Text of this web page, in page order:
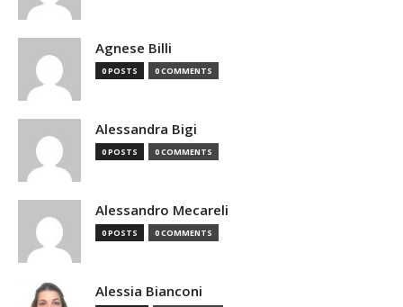
Agnese Billi
0 POSTS 0 COMMENTS
Alessandra Bigi
0 POSTS 0 COMMENTS
Alessandro Mecareli
0 POSTS 0 COMMENTS
Alessia Bianconi